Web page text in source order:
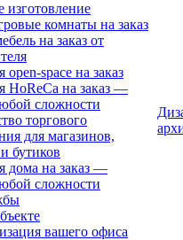
изготовление
комнаты на заказ
на заказ от
open-space на заказ
HoReCa на заказ —
сложности
торгового
для магазинов,
бутиков
дома на заказ —
сложности
вашего офиса